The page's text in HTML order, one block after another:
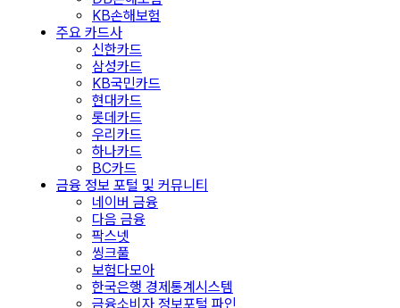
KB손해보험
주요 카드사
신한카드
삼성카드
KB국민카드
현대카드
롯데카드
우리카드
하나카드
BC카드
금융 정보 포털 및 커뮤니티
네이버 금융
다음 금융
팍스넷
씽크풀
보험다모아
한국은행 경제통계시스템
금융소비자 정보포털 파인